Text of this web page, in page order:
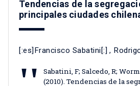
Tendencias de la
principales ciudades
[:es]Francisco Sabatini[:] ,
Sabatini, F; Salcedo, R;
(2010). Tendencias de la